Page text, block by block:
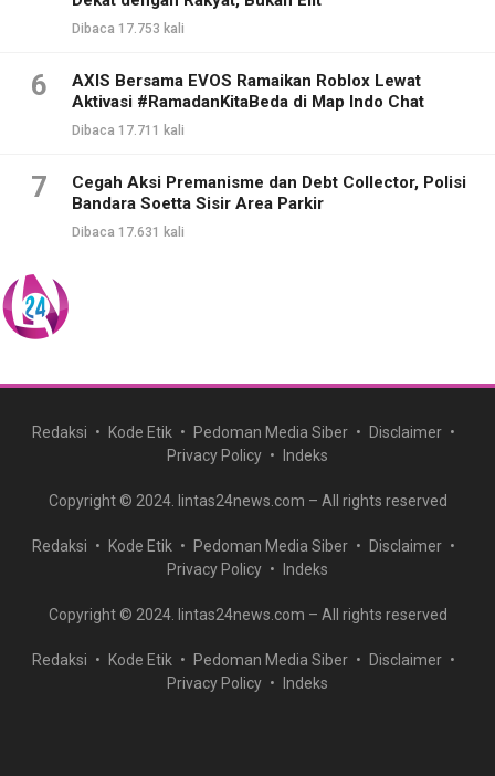
Dibaca 17.753 kali
6
AXIS Bersama EVOS Ramaikan Roblox Lewat
Aktivasi #RamadanKitaBeda di Map Indo Chat
Dibaca 17.711 kali
7
Cegah Aksi Premanisme dan Debt Collector, Polisi
Bandara Soetta Sisir Area Parkir
Dibaca 17.631 kali
Redaksi Kode Etik Pedoman Media Siber
Disclaimer
Privacy Policy
Indeks
Copyright © 2024. lintas24news.com – All rights reserved
Redaksi Kode Etik Pedoman Media Siber
Disclaimer
Privacy Policy
Indeks
Copyright © 2024. lintas24news.com – All rights reserved
Redaksi Kode Etik Pedoman Media Siber
Disclaimer
Privacy Policy
Indeks